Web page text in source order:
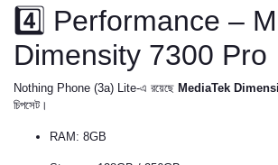
4️⃣ Performance –
Dimensity 7300 Pro
Nothing Phone (3a) Lite-এ রয়েছে MediaTek
চিপসেট।
RAM: 8GB